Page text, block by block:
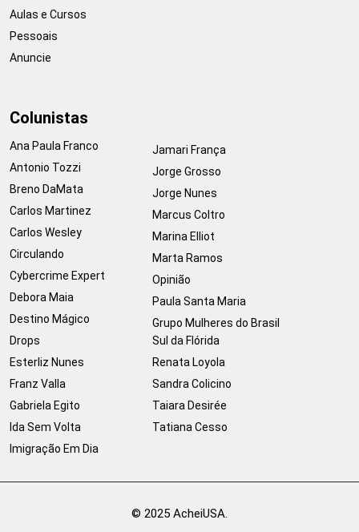
Aulas e Cursos
Pessoais
Anuncie
Colunistas
Ana Paula Franco
Antonio Tozzi
Breno DaMata
Carlos Martinez
Carlos Wesley
Circulando
Cybercrime Expert
Debora Maia
Destino Mágico
Drops
Esterliz Nunes
Franz Valla
Gabriela Egito
Ida Sem Volta
Imigração Em Dia
Jamari França
Jorge Grosso
Jorge Nunes
Marcus Coltro
Marina Elliot
Marta Ramos
Opinião
Paula Santa Maria
Grupo Mulheres do Brasil
Sul da Flórida
Renata Loyola
Sandra Colicino
Taiara Desirée
Tatiana Cesso
© 2025 AcheiUSA.